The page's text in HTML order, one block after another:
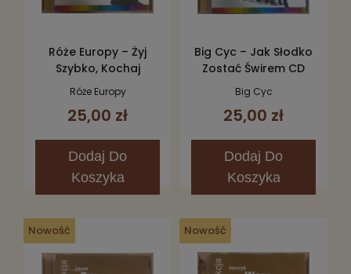
Róże Europy – Żyj
Szybko, Kochaj
Mocno, Umieraj
Młodo CD
Róże Europy
25,00 zł
Dodaj Do
Koszyka
Big Cyc – Jak Słodko
Zostać Świrem CD
Big Cyc
25,00 zł
Dodaj Do
Koszyka
Nowość Nowość